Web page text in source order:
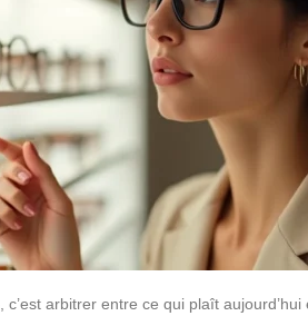
arbitrer entre ce qui plaît aujourd’hui